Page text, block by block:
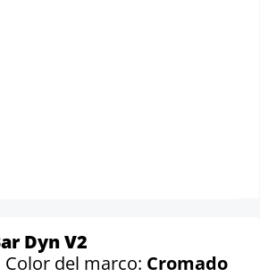
Dyn V2
Color del marco: Cromado